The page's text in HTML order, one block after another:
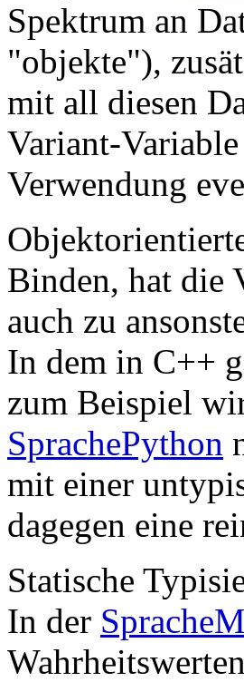
Spektrum an
"objekte"),
mit all diesen
Variant-
Verwendung
Binden, hat die
auch zu
In dem in C++
zum Beispiel
SprachePython
mit einer
dagegen eine
Statische
In der